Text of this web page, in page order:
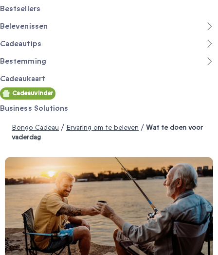
Bestsellers
Belevenissen
Cadeautips
Bestemming
Cadeaukaart
Cadeauvinder
Business Solutions
Bongo Cadeau / Ervaring om te beleven / Wat te doen voor
vaderdag